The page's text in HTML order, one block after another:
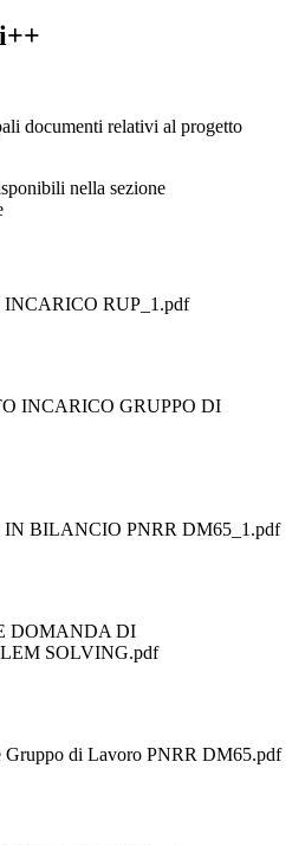
documenti relativi al progetto
nella sezione
RUP_1.pdf
INCARICO GRUPPO DI
BILANCIO PNRR DM65_1.pdf
DOMANDA DI
SOLVING.pdf
Gruppo di Lavoro PNRR DM65.pdf